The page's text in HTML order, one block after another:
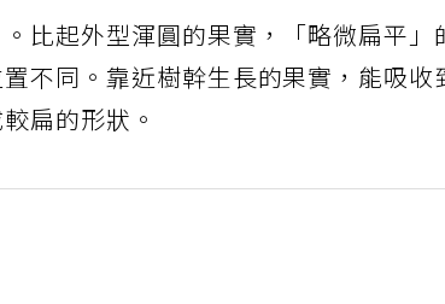
比起外型渾圓的果實，「略微扁平」
不同。靠近樹幹生長的果實，能吸收
扁的形狀。